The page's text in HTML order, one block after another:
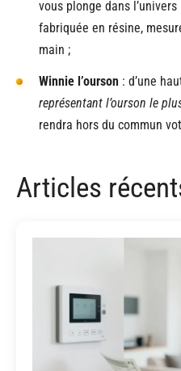
vous plonge dans
fabriquée en résine,
main ;
Winnie l’ourson : d’une
représentant l’ourson le
rendra hors du commun
Articles